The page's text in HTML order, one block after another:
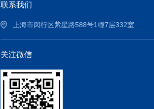
联系我们
上海市闵行区紫星路588号1幢7层332室
关注微信